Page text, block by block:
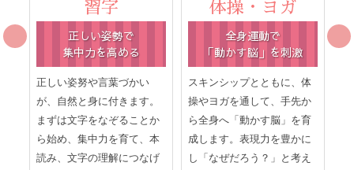
習字
正しい姿勢で
集中力を高める
正しい姿努や言葉づかい
が、自然と身に付きます。
まずは文字をなぞることか
ら始め、集中力を育て、本
読み、文字の理解につなげ
体操・ヨガ
全身運動で
「動かす脳」を刺激
スキンシップとともに、体
操やヨガを通して、手先か
ら全身へ「動かす脳」を育
成します。表現力を豊かに
し「なぜだろう？」と考え